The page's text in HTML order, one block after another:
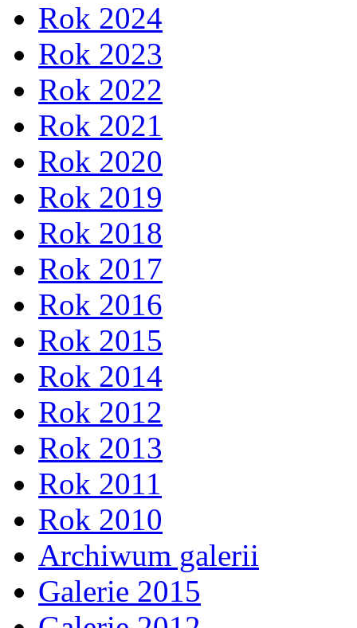
Rok 2024
Rok 2023
Rok 2022
Rok 2021
Rok 2020
Rok 2019
Rok 2018
Rok 2017
Rok 2016
Rok 2015
Rok 2014
Rok 2012
Rok 2013
Rok 2011
Rok 2010
Archiwum galerii
Galerie 2015